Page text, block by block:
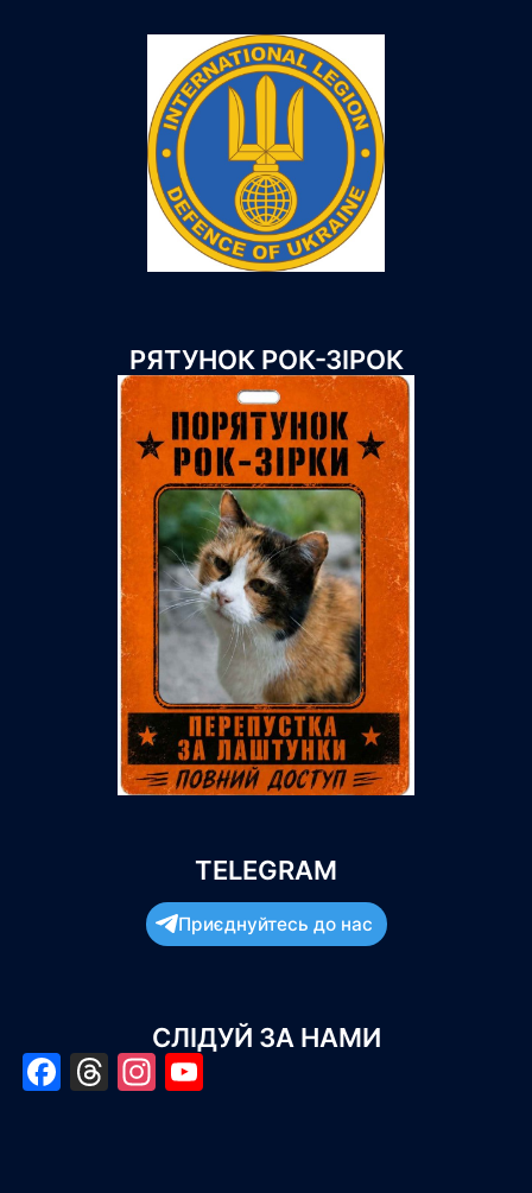
РЯТУНОК РОК-ЗІРОК
TELEGRAM
Приєднуйтесь до нас
СЛІДУЙ ЗА НАМИ
Facebook
Threads
Instagram